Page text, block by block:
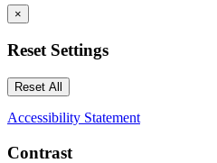
×
Reset Settings
Reset All
Accessibility Statement
Contrast